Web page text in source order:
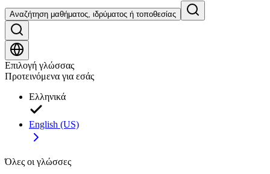
Αναζήτηση μαθήματος, ιδρύματος ή τοποθεσίας
Επιλογή γλώσσας
Προτεινόμενα για εσάς
Ελληνικά
English (US)
Όλες οι γλώσσες